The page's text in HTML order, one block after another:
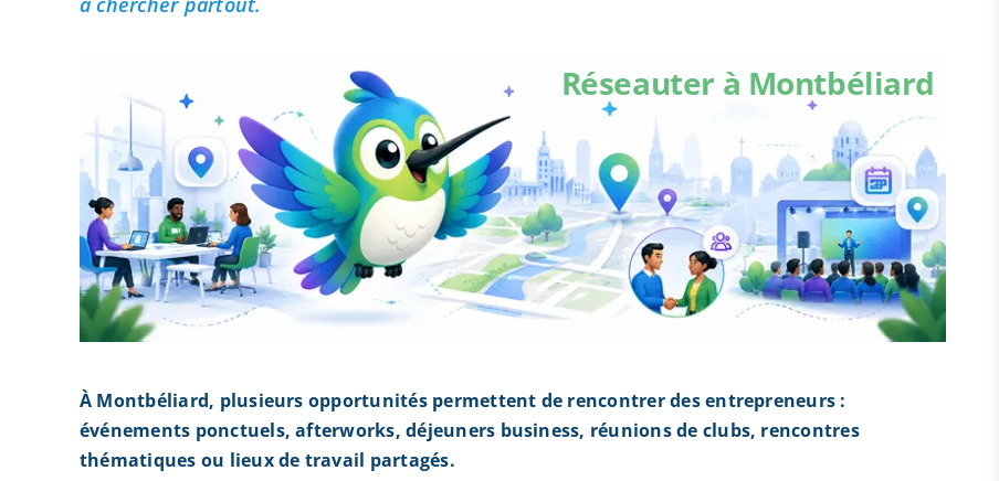
Réseauter à Montbéliard
À Montbéliard, plusieurs opportunités permettent de rencontrer des entrepreneurs :
événements ponctuels, afterworks, déjeuners business, réunions de clubs, rencontres
thématiques ou lieux de travail partagés.